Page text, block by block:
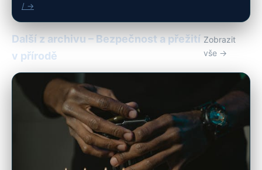
/ →
Další z archivu – Bezpečnost a přežití
v přírodě
Zobrazit
vše →